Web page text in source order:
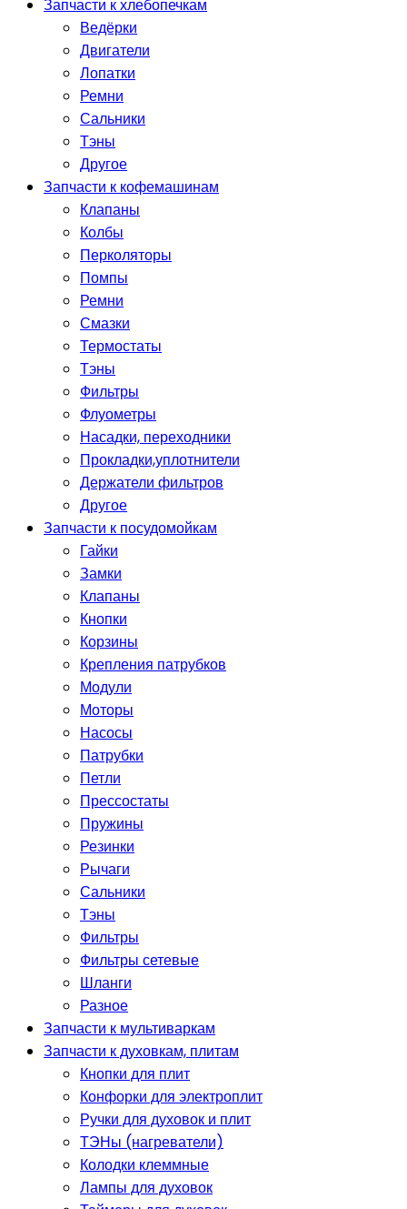
Запчасти к хлебопечкам
Ведёрки
Двигатели
Лопатки
Ремни
Сальники
Тэны
Другое
Запчасти к кофемашинам
Клапаны
Колбы
Перколяторы
Помпы
Ремни
Смазки
Термостаты
Тэны
Фильтры
Флуометры
Насадки, переходники
Прокладки,уплотнители
Держатели фильтров
Другое
Запчасти к посудомойкам
Гайки
Замки
Клапаны
Кнопки
Корзины
Крепления патрубков
Модули
Моторы
Насосы
Патрубки
Петли
Прессостаты
Пружины
Резинки
Рычаги
Сальники
Тэны
Фильтры
Фильтры сетевые
Шланги
Разное
Запчасти к мультиваркам
Запчасти к духовкам, плитам
Кнопки для плит
Конфорки для электроплит
Ручки для духовок и плит
ТЭНы (нагреватели)
Колодки клеммные
Лампы для духовок